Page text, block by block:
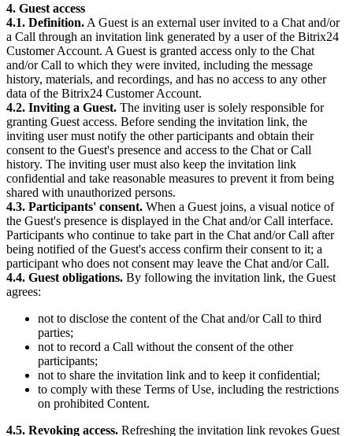
4. Guest access
4.1. Definition. A Guest is an external user invited to a Chat and/or
a Call through an invitation link generated by a user of the Bitrix24
Customer Account. A Guest is granted access only to the Chat
and/or Call to which they were invited, including the message
history, materials, and recordings, and has no access to any other
data of the Bitrix24 Customer Account.
4.2. Inviting a Guest. The inviting user is solely responsible for
granting Guest access. Before sending the invitation link, the
inviting user must notify the other participants and obtain their
consent to the Guest's presence and access to the Chat or Call
history. The inviting user must also keep the invitation link
confidential and take reasonable measures to prevent it from being
shared with unauthorized persons.
4.3. Participants' consent. When a Guest joins, a visual notice of
the Guest's presence is displayed in the Chat and/or Call interface.
Participants who continue to take part in the Chat and/or Call after
being notified of the Guest's access confirm their consent to it; a
participant who does not consent may leave the Chat and/or Call.
4.4. Guest obligations. By following the invitation link, the Guest
agrees:
not to disclose the content of the Chat and/or Call to third
parties;
not to record a Call without the consent of the other
participants;
not to share the invitation link and to keep it confidential;
to comply with these Terms of Use, including the restrictions
on prohibited Content.
4.5. Revoking access. Refreshing the invitation link revokes Guest